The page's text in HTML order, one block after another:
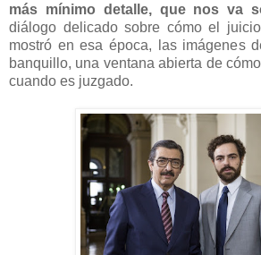
más mínimo detalle, que nos va
diálogo delicado sobre cómo el
mostró en esa época, las imágenes
banquillo, una ventana abierta de
cuando es juzgado.